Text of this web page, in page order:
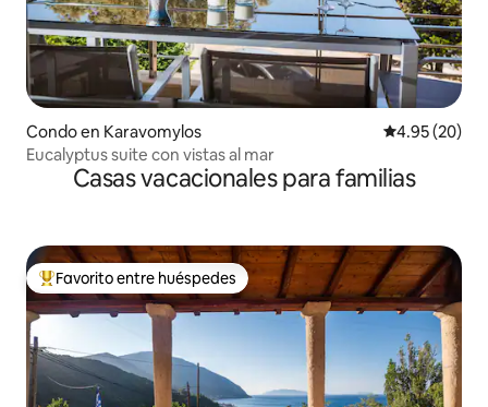
Condo en Karavomylos Calificación
4.95 (20)
Eucalyptus suite con vistas al mar
Casas vacacionales para familias
Favorito entre huéspedes preferido
Favorito entre huéspedes